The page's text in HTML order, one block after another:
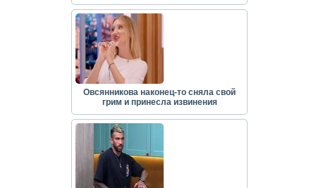
Овсянникова наконец-то сняла свой
грим и принесла извинения